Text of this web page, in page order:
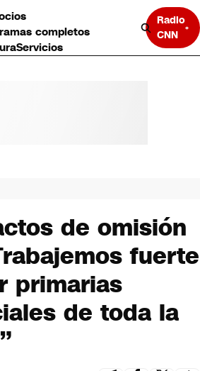
completos
Servicios
Radio
CNN
de omisión
fuerte
primarias
de toda la